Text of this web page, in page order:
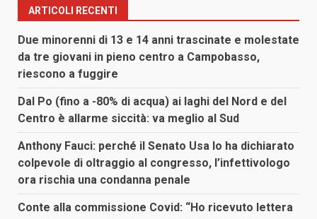
ARTICOLI RECENTI
Due minorenni di 13 e 14 anni trascinate e molestate
da tre giovani in pieno centro a Campobasso,
riescono a fuggire
Dal Po (fino a -80% di acqua) ai laghi del Nord e del
Centro è allarme siccità: va meglio al Sud
Anthony Fauci: perché il Senato Usa lo ha dichiarato
colpevole di oltraggio al congresso, l’infettivologo
ora rischia una condanna penale
Conte alla commissione Covid: “Ho ricevuto lettera